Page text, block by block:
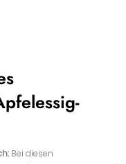
Bei diesen